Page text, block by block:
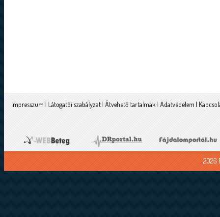
Impresszum | Látogatói szabályzat | Átvehető tartalmak | Adatvédelem |
2026